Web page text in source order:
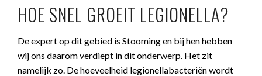
HOE SNEL GROEIT LEGIONELLA?
De expert op dit gebied is Stooming en bij hen hebben
wij ons daarom verdiept in dit onderwerp. Het zit
namelijk zo. De hoeveelheid legionellabacteriën wordt